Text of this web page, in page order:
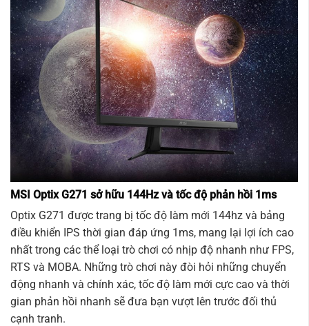
MSI Optix G271 sở hữu 144Hz và tốc độ phản hồi 1ms
Optix G271 được trang bị tốc độ làm mới 144hz và bảng
điều khiển IPS thời gian đáp ứng 1ms, mang lại lợi ích cao
nhất trong các thể loại trò chơi có nhịp độ nhanh như FPS,
RTS và MOBA. Những trò chơi này đòi hỏi những chuyển
động nhanh và chính xác, tốc độ làm mới cực cao và thời
gian phản hồi nhanh sẽ đưa bạn vượt lên trước đối thủ
cạnh tranh.